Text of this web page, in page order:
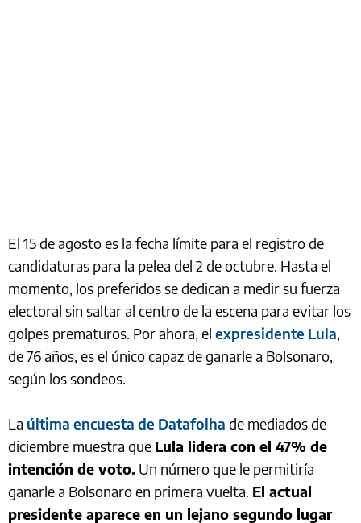
El 15 de agosto es la fecha límite para el registro de
candidaturas para la pelea del 2 de octubre. Hasta el
momento, los preferidos se dedican a medir su fuerza
electoral sin saltar al centro de la escena para evitar los
golpes prematuros. Por ahora, el expresidente Lula,
de 76 años, es el único capaz de ganarle a Bolsonaro,
según los sondeos.
La última encuesta de Datafolha de mediados de
diciembre muestra que Lula lidera con el 47% de
intención de voto. Un número que le permitiría
ganarle a Bolsonaro en primera vuelta. El actual
presidente aparece en un lejano segundo lugar